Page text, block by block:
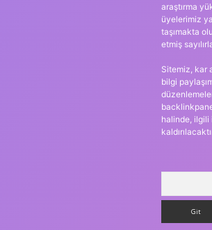
araştırma
üyelerimiz
taşımakta
etmiş
Sitemiz, kar
bilgi
halinde,